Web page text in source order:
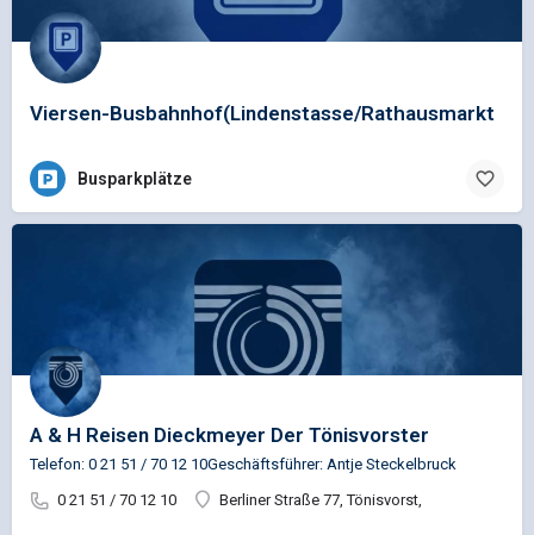
Viersen-Busbahnhof(Lindenstasse/Rathausmarkt
Busparkplätze
A & H Reisen Dieckmeyer Der Tönisvorster
Telefon: 0 21 51 / 70 12 10Geschäftsführer: Antje Steckelbruck
0 21 51 / 70 12 10
Berliner Straße 77, Tönisvorst,